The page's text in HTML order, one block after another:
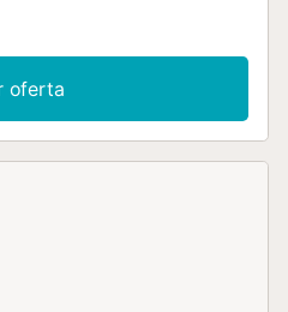
restaurantes, y todo tipo de
muy cerca de centro
tienes una parada de
la provincia....
oferta